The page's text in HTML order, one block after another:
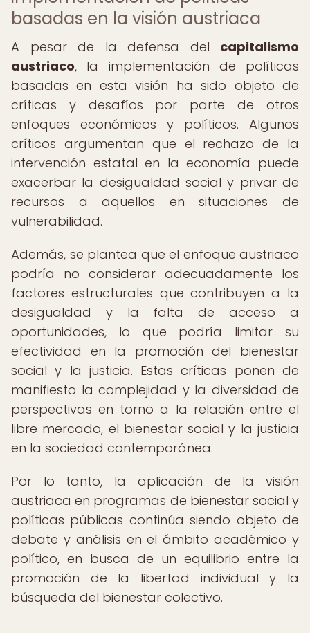
basadas en la visión austriaca
A pesar de la defensa del capitalismo
austriaco, la implementación de políticas
basadas en esta visión ha sido objeto de
críticas y desafíos por parte de otros
enfoques económicos y políticos. Algunos
críticos argumentan que el rechazo de la
intervención estatal en la economía puede
exacerbar la desigualdad social y privar de
recursos a aquellos en situaciones de
vulnerabilidad.
Además, se plantea que el enfoque austriaco
podría no considerar adecuadamente los
factores estructurales que contribuyen a la
desigualdad y la falta de acceso a
oportunidades, lo que podría limitar su
efectividad en la promoción del bienestar
social y la justicia. Estas críticas ponen de
manifiesto la complejidad y la diversidad de
perspectivas en torno a la relación entre el
libre mercado, el bienestar social y la justicia
en la sociedad contemporánea.
Por lo tanto, la aplicación de la visión
austriaca en programas de bienestar social y
políticas públicas continúa siendo objeto de
debate y análisis en el ámbito académico y
político, en busca de un equilibrio entre la
promoción de la libertad individual y la
búsqueda del bienestar colectivo.